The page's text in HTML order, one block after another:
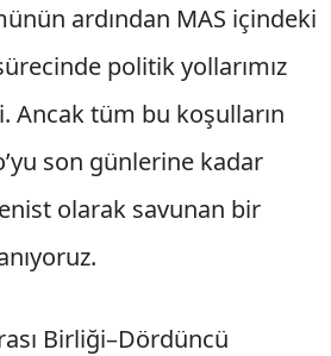
ardından MAS içindeki
politik yollarımız
Ancak tüm bu koşulların
son günlerine kadar
olarak savunan bir
Birliği–Dördüncü